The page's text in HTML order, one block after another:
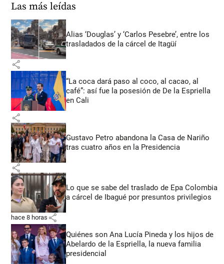
Las más leídas
Alias ‘Douglas’ y ‘Carlos Pesebre’, entre los
trasladados de la cárcel de Itagüí
share
“La coca dará paso al coco, al cacao, al
café”: así fue la posesión de De la Espriella
en Cali
share
Gustavo Petro abandona la Casa de Nariño
tras cuatro años en la Presidencia
share
Lo que se sabe del traslado de Epa Colombia
a cárcel de Ibagué por presuntos privilegios
hace 8 horas share
Quiénes son Ana Lucía Pineda y los hijos de
Abelardo de la Espriella, la nueva familia
presidencial